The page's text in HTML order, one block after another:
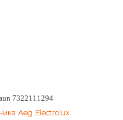
7322111294